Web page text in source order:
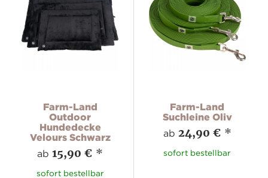
Farm-Land
Outdoor
Hundedecke
Velours Schwarz
ab15,90 € *
sofort bestellbar
Farm-Land
Suchleine Oliv
ab 24,90 € *
sofort bestellbar